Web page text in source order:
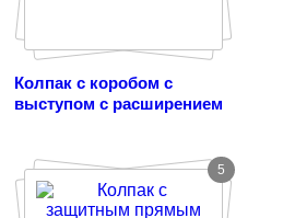
Колпак с коробом с
выступом с расширением
5